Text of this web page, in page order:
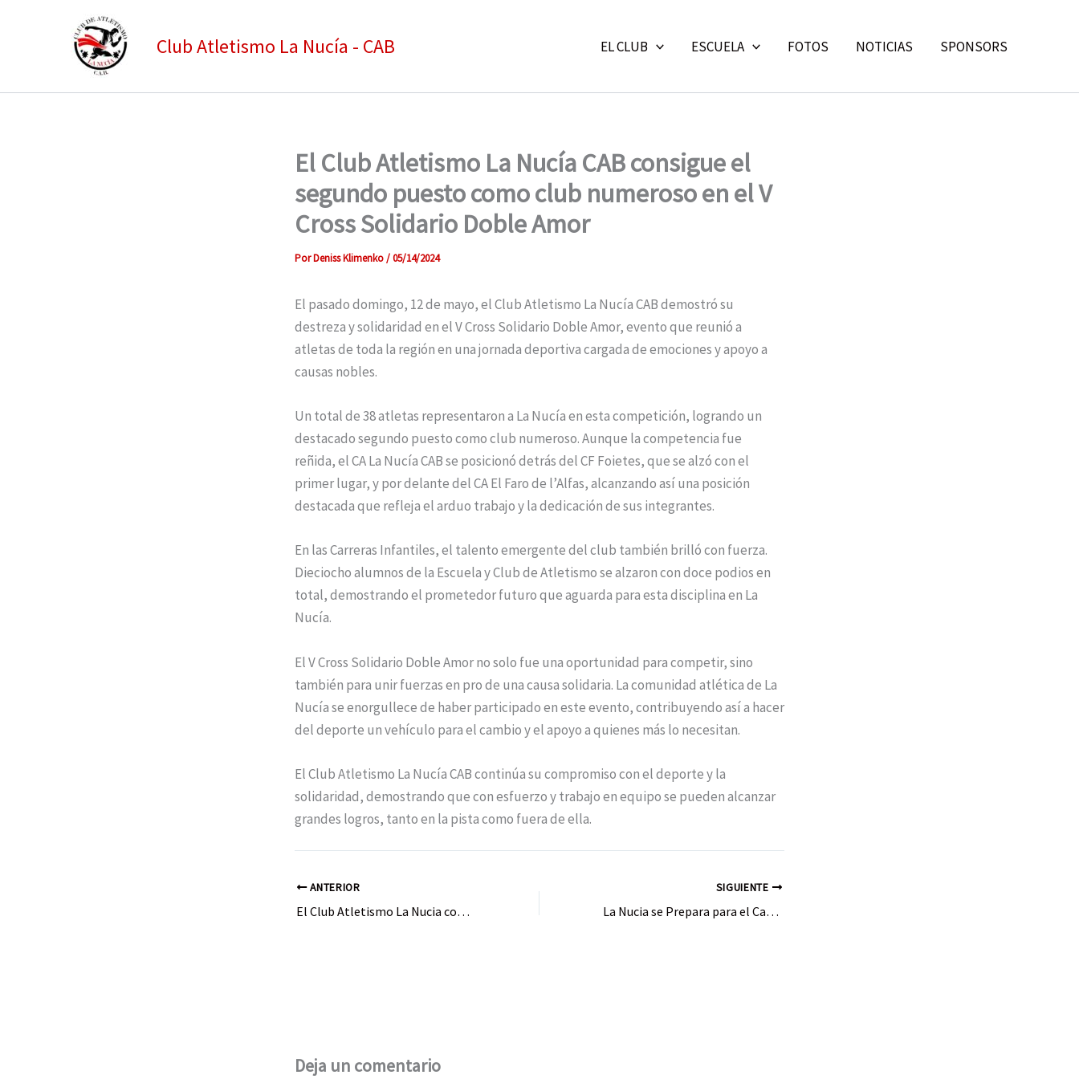
Club Atletismo La Nucía - CAB EL CLUB ESCUELA FOTOS NOTICIAS SPONSORS
El Club Atletismo La Nucía CAB consigue el
segundo puesto como club numeroso en el V
Cross Solidario Doble Amor
PorDeniss Klimenko/05/14/2024
El pasado domingo, 12 de mayo, el Club Atletismo La Nucía CAB demostró su
destreza y solidaridad en el V Cross Solidario Doble Amor, evento que reunió a
atletas de toda la región en una jornada deportiva cargada de emociones y apoyo a
causas nobles.
Un total de 38 atletas representaron a La Nucía en esta competición, logrando un
destacado segundo puesto como club numeroso. Aunque la competencia fue
reñida, el CA La Nucía CAB se posicionó detrás del CF Foietes, que se alzó con el
primer lugar, y por delante del CA El Faro de l’Alfas, alcanzando así una posición
destacada que refleja el arduo trabajo y la dedicación de sus integrantes.
En las Carreras Infantiles, el talento emergente del club también brilló con fuerza.
Dieciocho alumnos de la Escuela y Club de Atletismo se alzaron con doce podios en
total, demostrando el prometedor futuro que aguarda para esta disciplina en La
Nucía.
El V Cross Solidario Doble Amor no solo fue una oportunidad para competir, sino
también para unir fuerzas en pro de una causa solidaria. La comunidad atlética de La
Nucía se enorgullece de haber participado en este evento, contribuyendo así a hacer
del deporte un vehículo para el cambio y el apoyo a quienes más lo necesitan.
El Club Atletismo La Nucía CAB continúa su compromiso con el deporte y la
solidaridad, demostrando que con esfuerzo y trabajo en equipo se pueden alcanzar
grandes logros, tanto en la pista como fuera de ella.
ANTERIOR
El Club Atletismo La Nucia consigue 4 Podios en la XXV Cursa Popular Jesús Pobre
SIGUIENTE
La Nucia se Prepara para el Campeonato de España Absoluto
Deja un comentario